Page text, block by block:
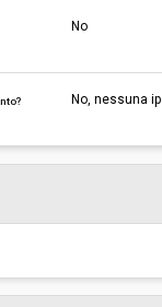
No
No, nessuna